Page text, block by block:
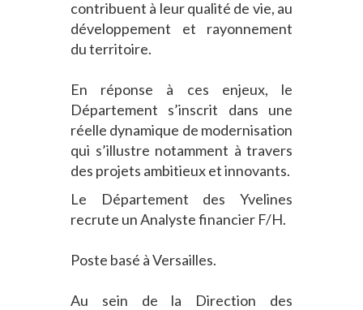
contribuent à leur qualité de vie, au
développement et rayonnement
du territoire.
En réponse à ces enjeux, le
Département s’inscrit dans une
réelle dynamique de modernisation
qui s’illustre notamment à travers
des projets ambitieux et innovants.
Le Département des Yvelines
recrute un Analyste financier F/H.
Poste basé à Versailles.
Au sein de la Direction des